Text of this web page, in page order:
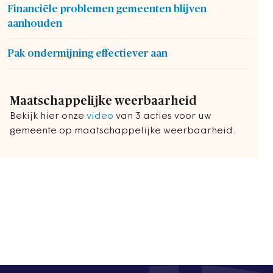
Financiële problemen gemeenten blijven
aanhouden
Pak ondermijning effectiever aan
Maatschappelijke weerbaarheid
Bekijk hier onze video van 3 acties voor uw
gemeente op maatschappelijke weerbaarheid.